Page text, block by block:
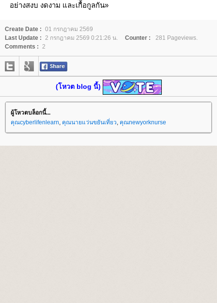
อย่างสงบ งดงาม และเกื้อกูลกัน»
Create Date : 01 กรกฎาคม 2569
Last Update :
2 กรกฎาคม 2569 0:21:26 น. Counter :
281 Pageviews.
Comments :
2
(โหวต blog นี้)
ผู้โหวตบล็อกนี้...
คุณcyberlifenlearn คุณนายแว่นขยันเที่ยว คุณnewyorknurse